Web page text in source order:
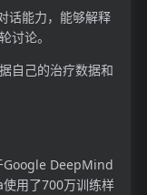
话能力，能够解释
讨论。
自己的治疗数据和
Google DeepMind
用了700万训练样